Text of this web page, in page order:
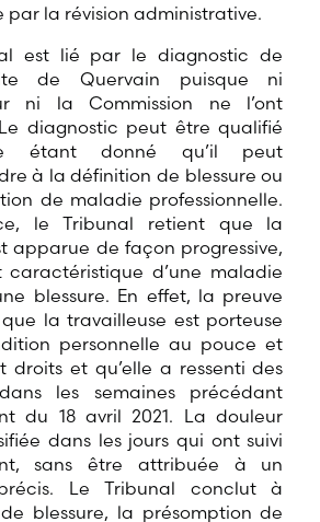
par la révision administrative.
est lié par le diagnostic de
de Quervain puisque ni
ni la Commission ne l’ont
diagnostic peut être qualifié
étant donné qu’il peut
à la définition de blessure ou
de maladie professionnelle.
le Tribunal retient que la
apparue de façon progressive,
d’une maladie
blessure. En effet, la preuve
la travailleuse est porteuse
personnelle au pouce et
droits et qu’elle a ressenti des
les semaines précédant
du 18 avril 2021. La douleur
dans les jours qui ont suivi
sans être attribuée à un
Le Tribunal conclut à
de blessure, la présomption de